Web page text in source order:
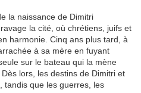
la naissance de Dimitri
la cité, où chrétiens, juifs et
harmonie. Cinq ans plus tard, à
à sa mère en fuyant
sur le bateau qui la mène
lors, les destins de Dimitri et
tandis que les guerres, les